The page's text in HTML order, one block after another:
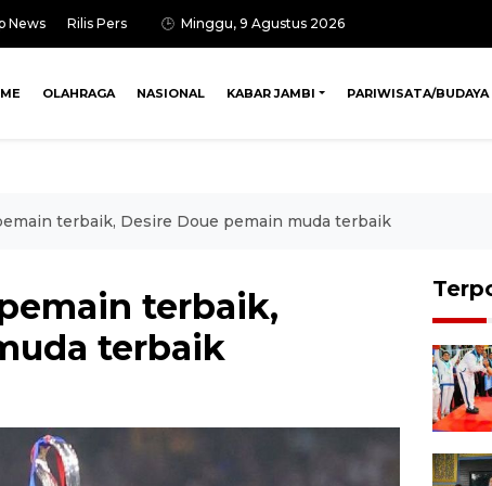
News Rilis Pers Minggu, 9 Agustus 2026
OLAHRAGA NASIONAL KABAR JAMBI PARIWISATA/BUDAYA
terbaik, Desire Doue pemain muda terbaik
terbaik,
terbaik